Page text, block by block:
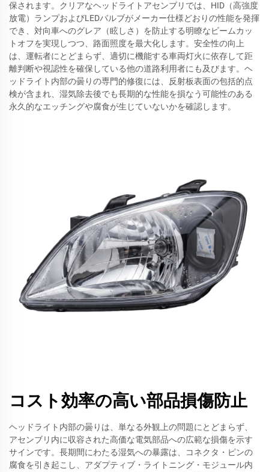
保されます。クリアなヘッドライトアセンブリでは、HID（高強度
放電）ランプおよびLEDバルブがメーカー仕様どおりの性能を発揮
でき、対向車へのグレア（眩しさ）を防止する明瞭なビームカッ
トオフを実現しつつ、路面照度を最大化します。安全性の向上
は、運転者にとどまらず、適切に機能する車両灯火に依存して距
離判断や視認性を確保している他の道路利用者にも及びます。ヘ
ッドライト内部の曇りの専門的修復には、反射板表面の包括的点
検が含まれ、湿気除去後でも長期的な性能を損なう可能性のある
永久的なエッチングや腐食が生じていないかを確認します。
コスト効率の高い部品損傷防止
ヘッドライト内部の曇りは、単なる外観上の問題にとどまらず、
アセンブリ内に収容された高価な電気部品への広範な損傷を示す
サインです。長期間にわたる湿気への暴露は、コネクタ・ピンの
腐食を引き起こし、アダプティブ・ライトニング・モジュール内